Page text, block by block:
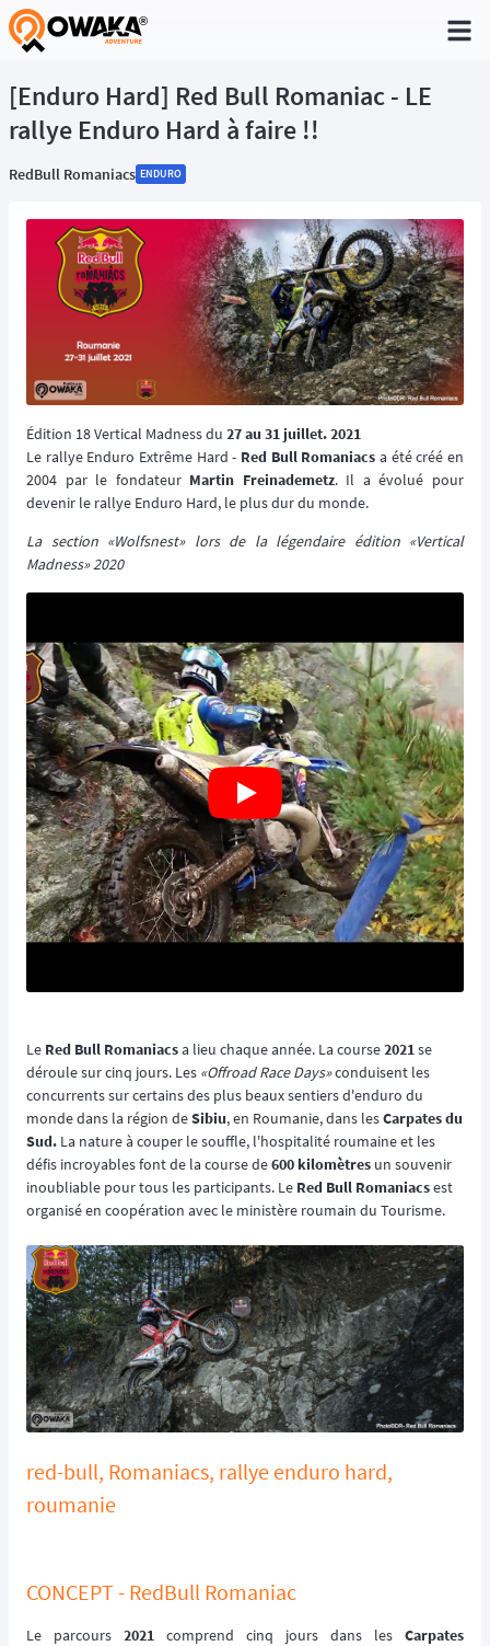
®
[Enduro Hard] Red Bull Romaniac - LE
rallye Enduro Hard à faire !!
RedBull Romaniacs ENDURO
Édition 18 Vertical Madness du 27 au 31 juillet. 2021
Le rallye Enduro Extrême Hard - Red Bull Romaniacs a été créé en
2004 par le fondateur Martin Freinademetz. Il a évolué pour
devenir le rallye Enduro Hard, le plus dur du monde.
La section «Wolfsnest» lors de la légendaire édition «Vertical
Madness» 2020
Le Red Bull Romaniacsa lieu chaque année. La course2021se
déroule sur cinq jours. Les «Offroad Race Days»conduisent les
concurrents sur certains des plus beaux sentiers d'enduro du
monde dans la région deSibiu, en Roumanie, dans lesCarpates du
Sud. La nature à couper le souffle, l'hospitalité roumaine et les
défis incroyables font de la course de600 kilomètres un souvenir
inoubliable pour tous les participants. Le Red Bull Romaniacsest
organisé en coopération avec le ministère roumain du Tourisme.
red-bull, Romaniacs, rallye enduro hard,
roumanie
CONCEPT - RedBull Romaniac
Le parcours 2021 comprend cinq jours dans les Carpates